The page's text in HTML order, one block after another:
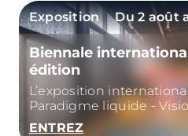
Exposition Du 2 août
Biennale
édition
L’exposition
Paradigme liquide -
analogique et
ENTREZ